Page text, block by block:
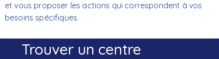
et vous proposer les actions qui correspondent à vos
besoins spécifiques.
Trouver un centre